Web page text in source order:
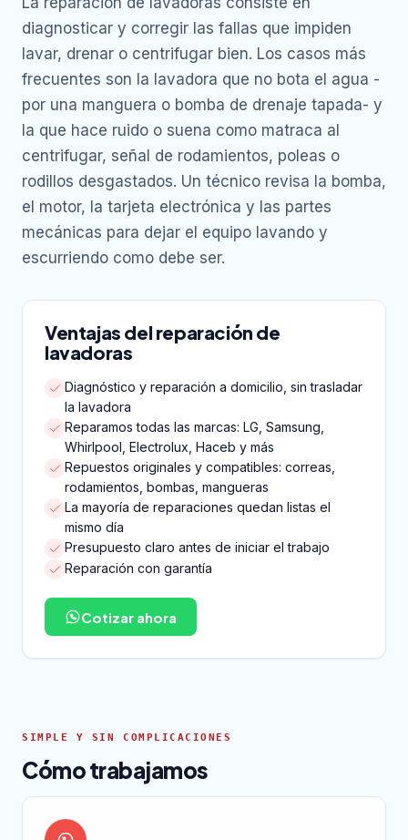
diagnosticar y corregir las fallas que impiden
lavar, drenar o centrifugar bien. Los casos más
frecuentes son la lavadora que no bota el agua -
por una manguera o bomba de drenaje tapada- y
la que hace ruido o suena como matraca al
centrifugar, señal de rodamientos, poleas o
rodillos desgastados. Un técnico revisa la bomba,
el motor, la tarjeta electrónica y las partes
mecánicas para dejar el equipo lavando y
escurriendo como debe ser.
Ventajas del reparación de
lavadoras
Diagnóstico y reparación a domicilio, sin trasladar
la lavadora
Reparamos todas las marcas: LG, Samsung,
Whirlpool, Electrolux, Haceb y más
Repuestos originales y compatibles: correas,
rodamientos, bombas, mangueras
La mayoría de reparaciones quedan listas el
mismo día
Presupuesto claro antes de iniciar el trabajo
Reparación con garantía
Cotizar ahora
SIMPLE Y SIN COMPLICACIONES
Cómo trabajamos